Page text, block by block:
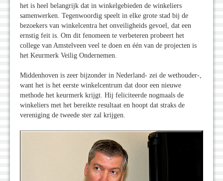
het is heel belangrijk dat in winkelgebieden de winkeliers
samenwerken. Tegenwoordig speelt in elke grote stad bij de
bezoekers van winkelcentra het onveiligheids gevoel, dat een
ernstig feit is. Om dit fenomeen te verbeteren probeert het
college van Amstelveen veel te doen en één van de projecten is
het Keurmerk Veilig Ondernemen.
Middenhoven is zeer bijzonder in Nederland- zei de wethouder-,
want het is het eerste winkelcentrum dat door een nieuwe
methode het keurmerk krijgt. Hij feliciteerde nogmaals de
winkeliers met het bereikte resultaat en hoopt dat straks de
vereniging de tweede ster zal krijgen.